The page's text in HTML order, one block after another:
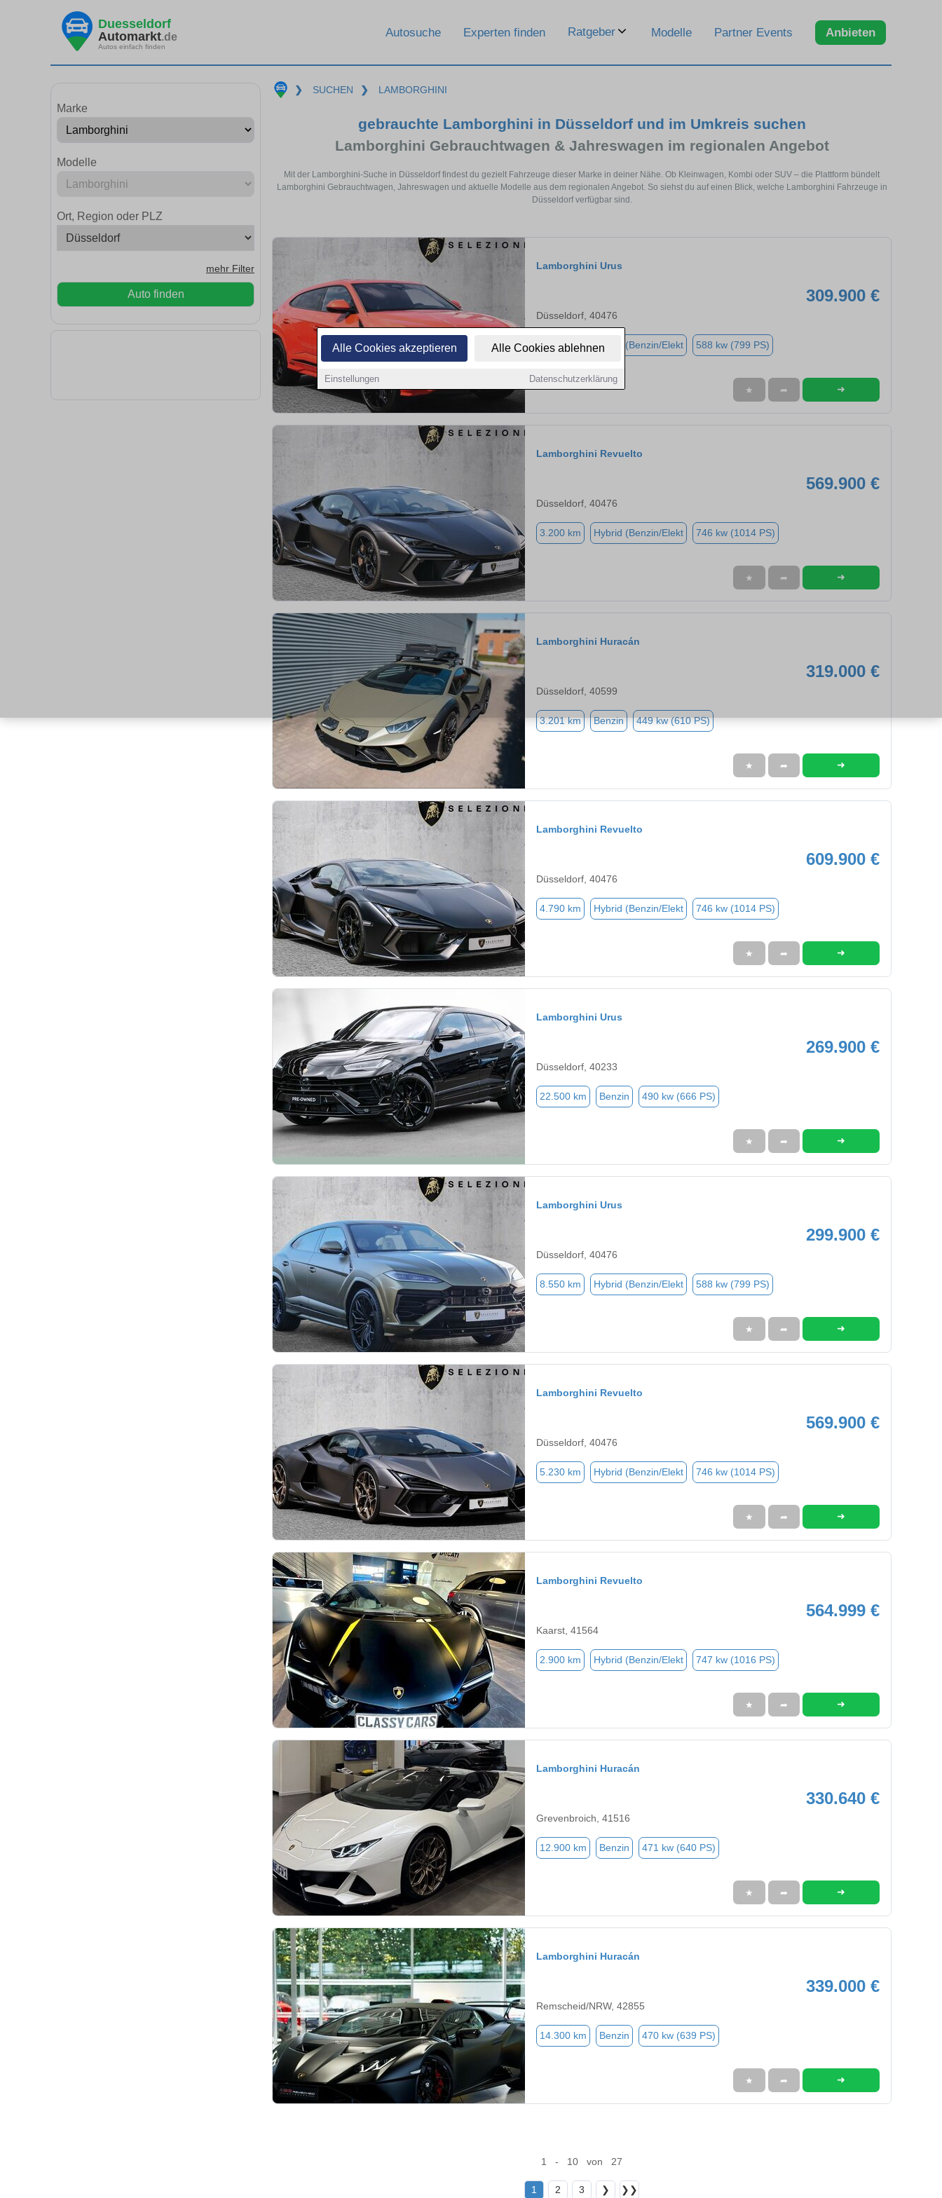
Alle Cookies akzeptieren Alle Cookies ablehnen
Einstellungen Datenschutzerklärung
Duesseldorf
Automarkt.de
Autos einfach finden
Autosuche Experten finden Ratgeber Modelle Partner Events Anbieten
Marke
Modelle
Ort, Region oder PLZ
mehr Filter
Auto finden
❯ SUCHEN ❯ LAMBORGHINI
gebrauchte Lamborghini in Düsseldorf und im Umkreis suchen
Lamborghini Gebrauchtwagen & Jahreswagen im regionalen Angebot
Mit der Lamborghini-Suche in Düsseldorf findest du gezielt Fahrzeuge dieser Marke in deiner Nähe. Ob Kleinwagen, Kombi oder SUV – die Plattform bündelt
Lamborghini Gebrauchtwagen, Jahreswagen und aktuelle Modelle aus dem regionalen Angebot. So siehst du auf einen Blick, welche Lamborghini Fahrzeuge in
Düsseldorf verfügbar sind.
Lamborghini Urus
309.900 €
Düsseldorf, 40476
5.880 km Hybrid (Benzin/Elekt 588 kw (799 PS)
★ ➦ ➜
Lamborghini Revuelto
569.900 €
Düsseldorf, 40476
3.200 km Hybrid (Benzin/Elekt 746 kw (1014 PS)
★ ➦ ➜
Lamborghini Huracán
319.000 €
Düsseldorf, 40599
3.201 km Benzin 449 kw (610 PS)
★ ➦ ➜
Lamborghini Revuelto
609.900 €
Düsseldorf, 40476
4.790 km Hybrid (Benzin/Elekt 746 kw (1014 PS)
★ ➦ ➜
Lamborghini Urus
269.900 €
Düsseldorf, 40233
22.500 km Benzin 490 kw (666 PS)
★ ➦ ➜
Lamborghini Urus
299.900 €
Düsseldorf, 40476
8.550 km Hybrid (Benzin/Elekt 588 kw (799 PS)
★ ➦ ➜
Lamborghini Revuelto
569.900 €
Düsseldorf, 40476
5.230 km Hybrid (Benzin/Elekt 746 kw (1014 PS)
★ ➦ ➜
Lamborghini Revuelto
564.999 €
Kaarst, 41564
2.900 km Hybrid (Benzin/Elekt 747 kw (1016 PS)
★ ➦ ➜
Lamborghini Huracán
330.640 €
Grevenbroich, 41516
12.900 km Benzin 471 kw (640 PS)
★ ➦ ➜
Lamborghini Huracán
339.000 €
Remscheid/NRW, 42855
14.300 km Benzin 470 kw (639 PS)
★ ➦ ➜
1 - 10 von 27
1 2 3 ❯ ❯❯